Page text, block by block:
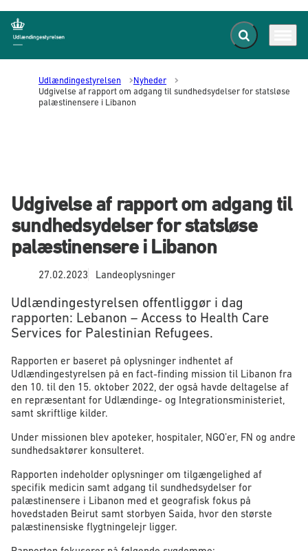
Gå til forsiden Fold søgefelt ud
Udlændingestyrelsen
Nyheder
Udgivelse af rapport om adgang til sundhedsydelser for statsløse
palæstinensere i Libanon
Udgivelse af rapport om adgang til
sundhedsydelser for statsløse
palæstinensere i Libanon
27.02.2023 Landeoplysninger
Udlændingestyrelsen offentliggør i dag
rapporten: Lebanon – Access to Health Care
Services for Palestinian Refugees.
Rapporten er baseret på oplysninger indhentet af
Udlændingestyrelsen på en fact-finding mission til Libanon fra
den 10. til den 15. oktober 2022, der også havde deltagelse af
en repræsentant for Udlændinge- og Integrationsministeriet,
samt skriftlige kilder.
Under missionen blev apoteker, hospitaler, NGO’er, FN og andre
sundhedsaktører konsulteret.
Rapporten indeholder oplysninger om tilgængelighed af
specifik medicin samt adgang til sundhedsydelser for
palæstinensere i Libanon med et geografisk fokus på
hovedstaden Beirut samt storbyen Saida, hvor den største
palæstinensiske flygtningelejr ligger.